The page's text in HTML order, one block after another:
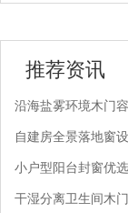
推荐资讯
沿海盐雾环境木门
自建房全景落地窗
小户型阳台封窗优
干湿分离卫生间木